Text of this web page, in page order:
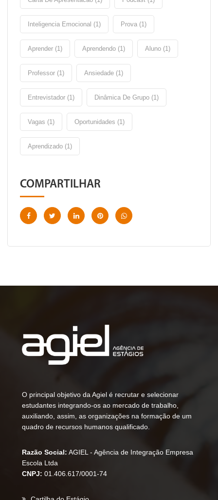
Inteligencia Emocional (1) Prova (1)
Aprender (1) Aprendendo (1) Aluno (1)
Professor (1) Ansiedade (1)
Entrevistador (1) Dinâmica De Grupo (1)
Vagas (1) Oportunidades (1)
Aprendizado (1)
COMPARTILHAR
O principal objetivo da Agiel é recrutar e selecionar
estudantes integrando-os ao mercado de trabalho,
auxiliando, assim, as organizações na formação de um
quadro de recursos humanos qualificado.
Razão Social: AGIEL - Agência de Integração Empresa
Escola Ltda
CNPJ: 01.406.617/0001-74